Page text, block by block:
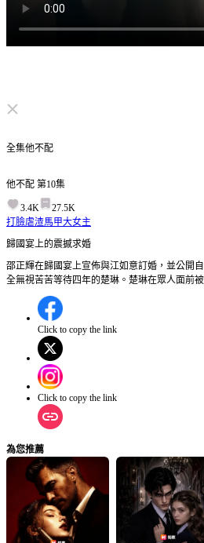
点击取消静
全集他不配
他不配 第10集
3.4K
27.5K
打臉虐渣馬甲大女主
歸國宴上的震撼求婚
邵正輝在歸國宴上宣佈與江如意訂婚，並公開
全無視苦苦等待四年的楚琳。楚琳在眾人面前
身份懸念。楚琳會如何揭露自己就是正林藥業
Click to copy the link
Click to copy the link
為您推薦